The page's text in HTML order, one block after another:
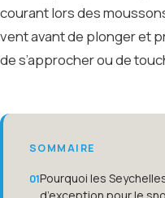
courant lors des
vent avant de plonger et
de s’approcher ou de
SOMMAIRE
Pourquoi les